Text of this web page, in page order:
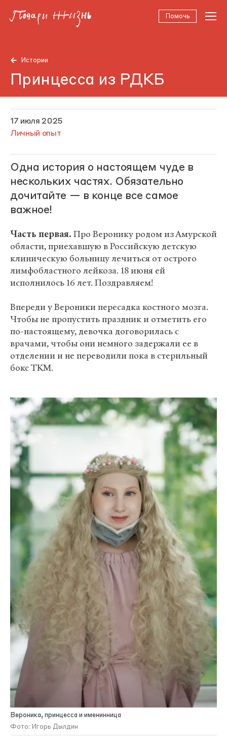
Помочь
Истории
Принцесса из РДКБ
17 июля 2025
Личный опыт
Одна история о настоящем чуде в
нескольких частях. Обязательно
дочитайте — в конце все самое
важное!
Часть первая. Про Веронику родом из Амурской
области, приехавшую в Российскую детскую
клиническую больницу лечиться от острого
лимфобластного лейкоза. 18 июня ей
исполнилось 16 лет. Поздравляем!
Впереди у Вероники пересадка костного мозга.
Чтобы не пропустить праздник и отметить его
по-настоящему, девочка договорилась с
врачами, чтобы они немного задержали ее в
отделении и не переводили пока в стерильный
бокс ТКМ.
Вероника, принцесса и именинница
Фото: Игорь Дылдин